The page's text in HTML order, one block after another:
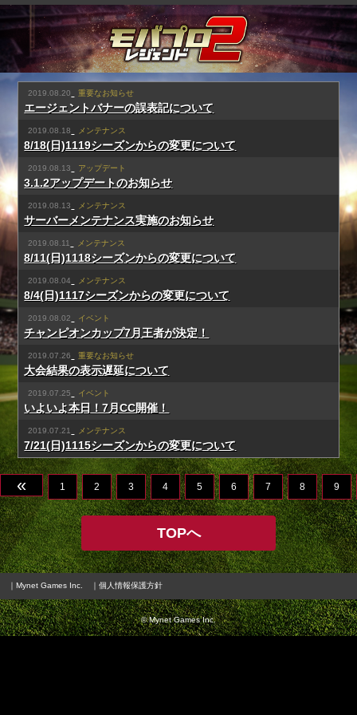
2019.08.20 重要なお知らせ
エージェントバナーの誤表記について
2019.08.18 メンテナンス
8/18(日)1119シーズンからの変更について
2019.08.13 アップデート
3.1.2アップデートのお知らせ
2019.08.13 メンテナンス
サーバーメンテナンス実施のお知らせ
2019.08.11 メンテナンス
8/11(日)1118シーズンからの変更について
2019.08.04 メンテナンス
8/4(日)1117シーズンからの変更について
2019.08.02 イベント
チャンピオンカップ7月王者が決定！
2019.07.26 重要なお知らせ
大会結果の表示遅延について
2019.07.25 イベント
いよいよ本日！7月CC開催！
2019.07.21 メンテナンス
7/21(日)1115シーズンからの変更について
« 1 2 3 4 5 6 7 8 9
TOPへ
｜Mynet Games Inc. ｜個人情報保護方針
© Mynet Games Inc.